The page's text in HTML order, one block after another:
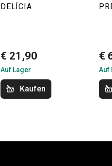
DELÍCIA
€ 21,90
Auf Lager
Kaufen
€
Auf